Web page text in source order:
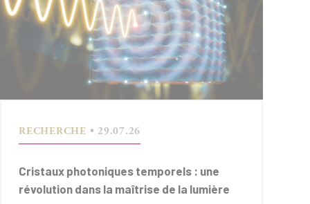
RECHERCHE • 29.07.26
Cristaux photoniques temporels : une
révolution dans la maîtrise de la lumière